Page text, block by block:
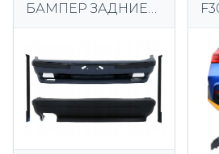
БАМПЕР ЗАДНИЕ
TECHNIK BODY KIT